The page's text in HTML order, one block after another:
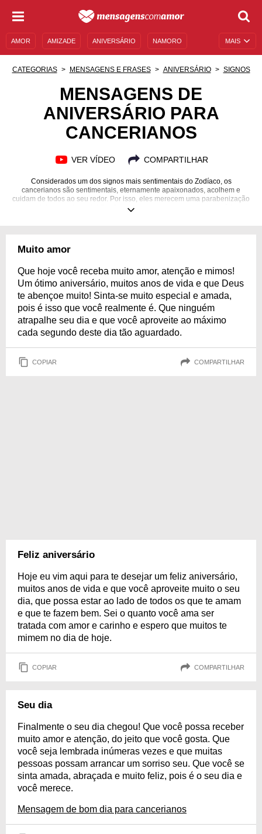
MAIS
AMOR AMIZADE ANIVERSÁRIO NAMORO
MENSAGENS E FRASES MENSAGENS DE ANIVERSÁRIO
ENTRETENIMENTO FAMOSOS BÍBLIA
CATEGORIAS MENSAGENS E FRASES ANIVERSÁRIO SIGNOS
MENSAGENS DE
ANIVERSÁRIO PARA
CANCERIANOS
VER VÍDEO COMPARTILHAR
Considerados um dos signos mais sentimentais do Zodíaco, os
cancerianos são sentimentais, eternamente apaixonados, acolhem e
cuidam de todos ao seu redor. Por isso, eles merecem uma parabenização
especial e emocionante! Confira as que separamos para encantá-los.
Muito amor
Que hoje você receba muito amor, atenção e mimos!
Um ótimo aniversário, muitos anos de vida e que Deus
te abençoe muito! Sinta-se muito especial e amada,
pois é isso que você realmente é. Que ninguém
atrapalhe seu dia e que você aproveite ao máximo
cada segundo deste dia tão aguardado.
COPIAR COMPARTILHAR
Feliz aniversário
Hoje eu vim aqui para te desejar um feliz aniversário,
muitos anos de vida e que você aproveite muito o seu
dia, que possa estar ao lado de todos os que te amam
e que te fazem bem. Sei o quanto você ama ser
tratada com amor e carinho e espero que muitos te
mimem no dia de hoje.
COPIAR COMPARTILHAR
Seu dia
Finalmente o seu dia chegou! Que você possa receber
muito amor e atenção, do jeito que você gosta. Que
você seja lembrada inúmeras vezes e que muitas
pessoas possam arrancar um sorriso seu. Que você se
sinta amada, abraçada e muito feliz, pois é o seu dia e
você merece.
Mensagem de bom dia para cancerianos